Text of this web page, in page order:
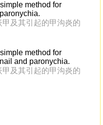
method for
及其引起的甲沟炎的
method for
and paronychia.
及其引起的甲沟炎的